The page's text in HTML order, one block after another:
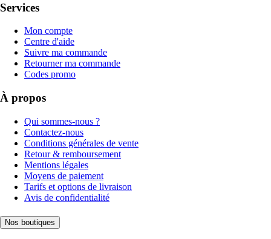
Services
Mon compte
Centre d'aide
Suivre ma commande
Retourner ma commande
Codes promo
À propos
Qui sommes-nous ?
Contactez-nous
Conditions générales de vente
Retour & remboursement
Mentions légales
Moyens de paiement
Tarifs et options de livraison
Avis de confidentialité
Nos boutiques